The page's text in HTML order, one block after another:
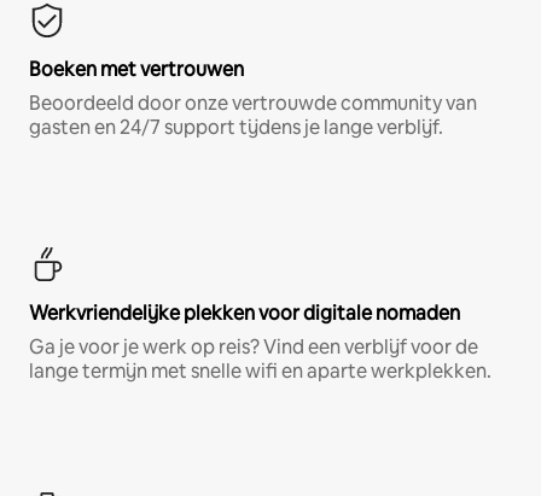
Boeken met vertrouwen
Beoordeeld door onze vertrouwde community van
gasten en 24/7 support tijdens je lange verblijf.
Werkvriendelijke plekken voor digitale nomaden
Ga je voor je werk op reis? Vind een verblijf voor de
lange termijn met snelle wifi en aparte werkplekken.